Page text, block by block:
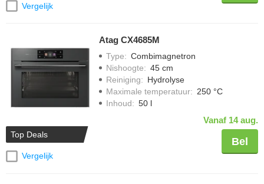
Vergelijk
Top Deals
Vergelijk
Atag CX4685M
Type: Combimagnetron
Nishoogte: 45 cm
Reiniging: Hydrolyse
Maximale temperatuur: 250 °C
Inhoud: 50 l
Vanaf 14 aug.
Bel